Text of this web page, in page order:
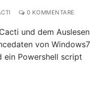
0 KOMMENTARE
und dem Auslesen
von Windows7
ein Powershell script